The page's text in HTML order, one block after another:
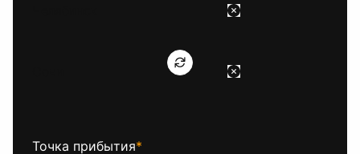
Точка прибытия*